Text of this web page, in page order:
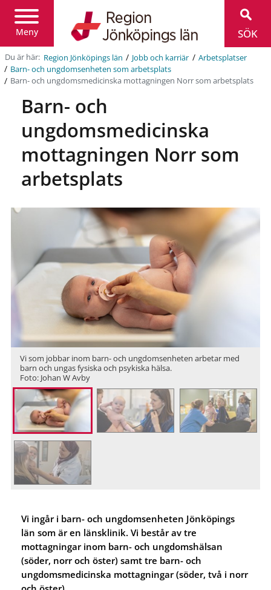
Meny
Jönköpings
län
SÖK
Du är här: Region Jönköpings län / Jobb och karriär / Arbetsplatser
/ Barn- och ungdomsenheten som arbetsplats
/ Barn- och ungdomsmedicinska mottagningen Norr som arbetsplats
Barn- och
ungdomsmedicinska
mottagningen Norr som
arbetsplats
Vi som jobbar inom barn- och ungdomsenheten arbetar med
barn och ungas fysiska och psykiska hälsa.
Foto: Johan W Avby
Vi ingår i barn- och ungdomsenheten Jönköpings
län som är en länsklinik. Vi består av tre
mottagningar inom barn- och ungdomshälsan
(söder, norr och öster) samt tre barn- och
ungdomsmedicinska mottagningar (söder, två i norr